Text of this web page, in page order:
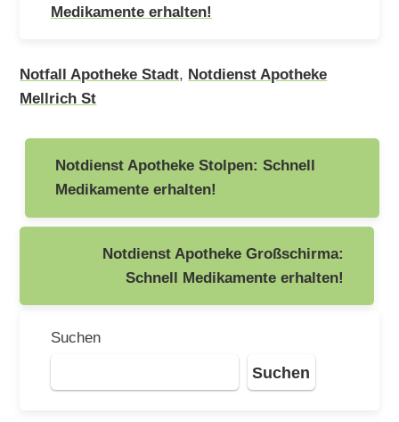
Medikamente erhalten!
Notfall Apotheke Stadt, Notdienst Apotheke
Mellrich St
Beitragsnavigation
Notdienst Apotheke Stolpen: Schnell
Medikamente erhalten!
Notdienst Apotheke Großschirma:
Schnell Medikamente erhalten!
Suchen
Suchen